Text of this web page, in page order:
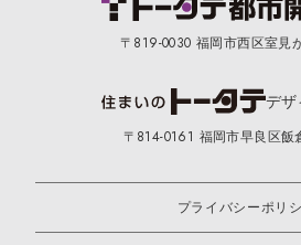
〒819-0030 福岡市西区室見
デザ
〒814-0161 福岡市早良区飯
プライバシーポリ